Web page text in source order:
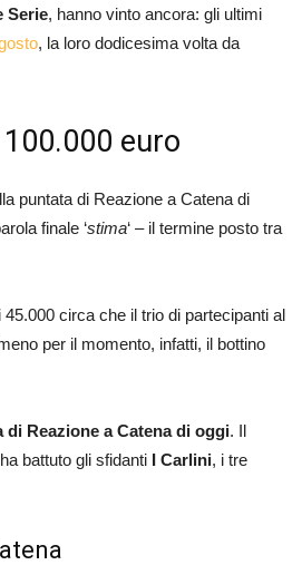
Serie, hanno vinto ancora: gli ultimi
, la loro dodicesima volta da
euro
puntata di Reazione a Catena di
finale ‘stima‘ – il termine posto tra
circa che il trio di partecipanti al
per il momento, infatti, il bottino
di Reazione a Catena di oggi. Il
battuto gli sfidanti I Carlini, i tre